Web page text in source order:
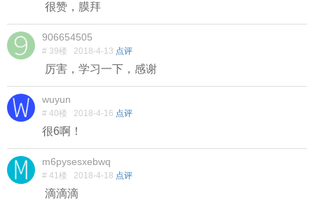
很赞，膜拜
906654505
# 39楼 2018-4-13 点评
厉害，学习一下，感谢
wuyun
# 40楼 2018-4-16 点评
很6啊！
m6pysesxebwq
# 41楼 2018-4-18 点评
滴滴滴